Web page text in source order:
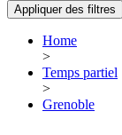
Appliquer des filtres
Home
>
Temps partiel
>
Grenoble